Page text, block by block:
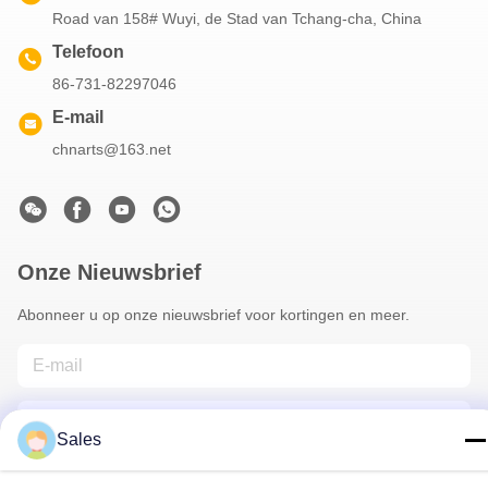
Road van 158# Wuyi, de Stad van Tchang-cha, China
Telefoon
86-731-82297046
E-mail
chnarts@163.net
Onze Nieuwsbrief
Abonneer u op onze nieuwsbrief voor kortingen en meer.
Sales